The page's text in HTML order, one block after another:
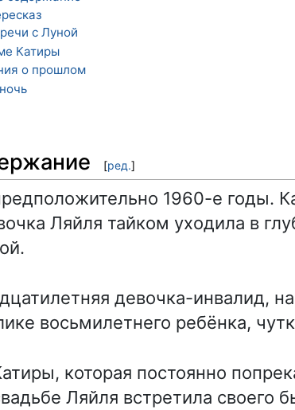
с Луной
Катиры
о прошлом
[ред.]
1960-е годы.
Ляйля тайком уходила в
девочка-инвалид,
восьмилетнего ребёнка,
которая постоянно
Ляйля встретила своего